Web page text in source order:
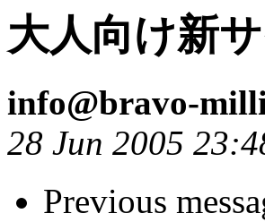
大人向け新
info@bravo-
28 Jun 2005
Previous